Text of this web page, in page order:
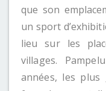
que son
un sport
lieu sur les
villages.
années, les plus